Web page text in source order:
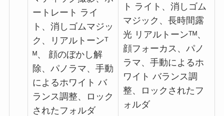
ートレート ライ
ト、消しゴムマジッ
ク、リアルトーンᵀ
ᴹ、 顔のぼかし解
除、パノラマ、手動
によるホワイト バ
ランス調整、ロック
されたフォルダ
ト ライト、消しゴム
マジック、長時間露
光 リアルトーンᵀᴹ、
顔フォーカス、パノ
ラマ、手動によるホ
ワイト バランス調
整、ロックされたフ
ォルダ